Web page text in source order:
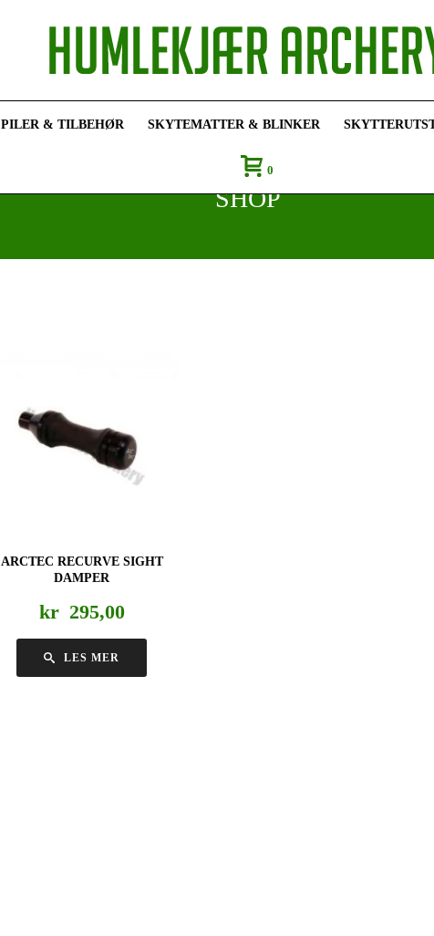
PILER & TILBEHØR SKYTEMATTER & BLINKER
0
SHOP
ARCTEC RECURVE SIGHT
DAMPER
kr 295,00
LES MER